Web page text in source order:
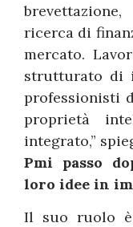
ricerca di
mercato.
strutturato di
professionisti
proprietà
integrato,”
Pmi passo
loro idee in
Il suo ruolo